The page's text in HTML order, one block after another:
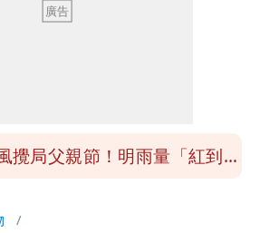
看出睿智
前董座李建成今被檢調約談
五五波
攪局父親節！明雨量「紅到發